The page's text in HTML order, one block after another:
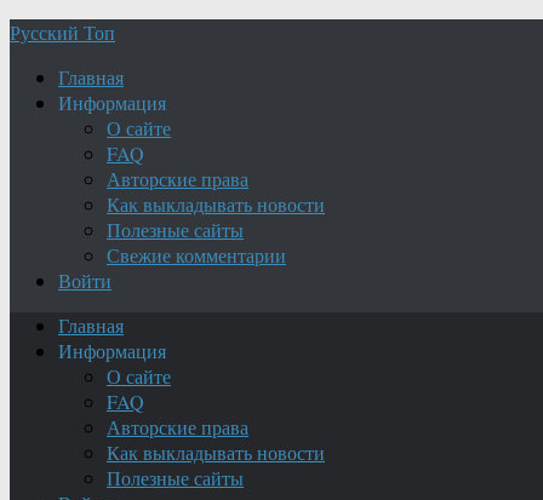
Русский Топ
Главная
Информация
О сайте
FAQ
Авторские права
Как выкладывать новости
Полезные сайты
Свежие комментарии
Войти
Главная
Информация
О сайте
FAQ
Авторские права
Как выкладывать новости
Полезные сайты